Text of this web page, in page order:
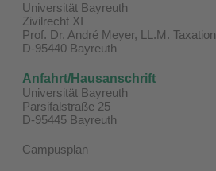
Universität Bayreuth
Zivilrecht XI
Prof. Dr. André Meyer, LL.M. Taxation
D-95440 Bayreuth
Anfahrt/Hausanschrift
Universität Bayreuth
Parsifalstraße 25
D-95445 Bayreuth
Campusplan